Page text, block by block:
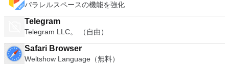
パラレルスペースの機能を強化
Telegram
Telegram LLC。 （自由）
Safari Browser
Weltshow Language（無料）